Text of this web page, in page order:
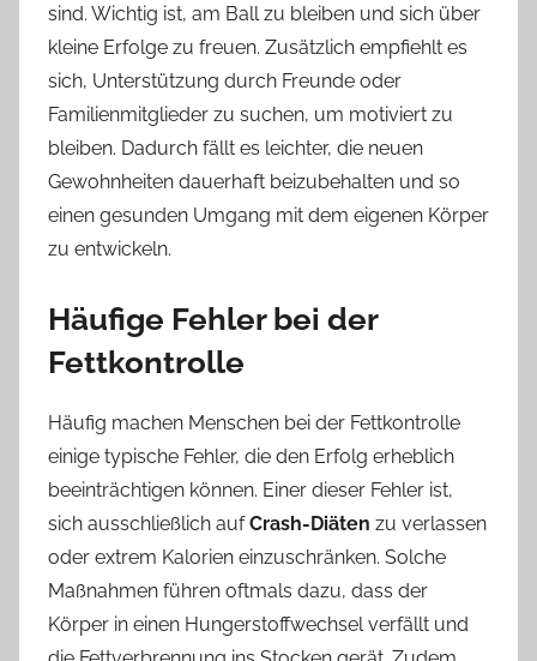
sind. Wichtig ist, am Ball zu bleiben und sich über
kleine Erfolge zu freuen. Zusätzlich empfiehlt es
sich, Unterstützung durch Freunde oder
Familienmitglieder zu suchen, um motiviert zu
bleiben. Dadurch fällt es leichter, die neuen
Gewohnheiten dauerhaft beizubehalten und so
einen gesunden Umgang mit dem eigenen Körper
zu entwickeln.
Häufige Fehler bei der
Fettkontrolle
Häufig machen Menschen bei der Fettkontrolle
einige typische Fehler, die den Erfolg erheblich
beeinträchtigen können. Einer dieser Fehler ist,
sich ausschließlich aufCrash-Diäten zu verlassen
oder extrem Kalorien einzuschränken. Solche
Maßnahmen führen oftmals dazu, dass der
Körper in einen Hungerstoffwechsel verfällt und